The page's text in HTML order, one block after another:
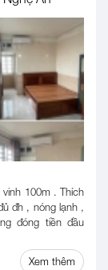
100m . Thích
đh , nóng lạnh ,
đóng tiền đầu
Xem thêm